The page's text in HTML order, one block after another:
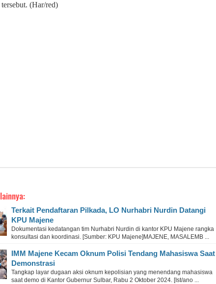
(Har/red)
Terkait Pendaftaran Pilkada, LO Nurhabri Nurdin Datangi
KPU Majene
Dokumentasi kedatangan tim Nurhabri Nurdin di kantor KPU Majene rangka
konsultasi dan koordinasi. [Sumber: KPU Majene]MAJENE, MASALEMB ...
IMM Majene Kecam Oknum Polisi Tendang Mahasiswa Saat
Demonstrasi
Tangkap layar dugaan aksi oknum kepolisian yang menendang mahasiswa
saat demo di Kantor Gubernur Sulbar, Rabu 2 Oktober 2024. [Ist/ano ...